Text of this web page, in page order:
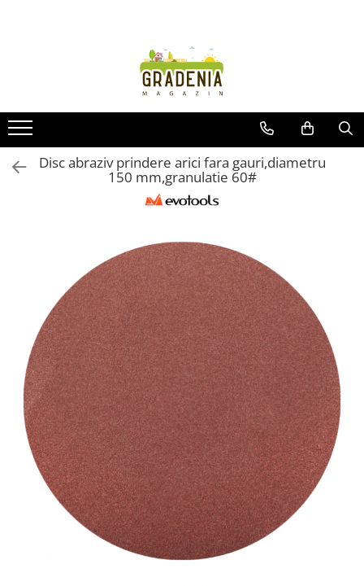
Tractorașe de cosit iarba
Masini de tuns iarba
Roabe
Atomizoare
Freze de zapada
Foarfeci
Fierastrau gard viu
Fierastraie telescopice
Dispozitiv de ascutit lant
Masini electrice de tuns oi
Motoburghiu
Fierăstrău de mână
Topoare
Suflante
Aspirator pentru frunze
Compostoare
Tocator resturi vegetale
Disc abraziv prindere arici fara gauri,diametru
150 mm,granulatie 60#